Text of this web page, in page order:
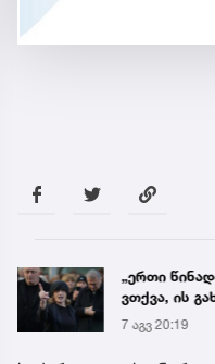
როდის
გრადუსიან
7 აგვ 20:41